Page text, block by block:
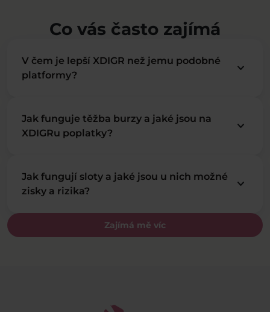
Co vás často zajímá
Zajímá mě víc
V čem je lepší XDIGR než jemu podobné
platformy?
keyboard_arrow_down
Jak funguje těžba burzy a jaké jsou na
XDIGRu poplatky?
keyboard_arrow_down
Jak fungují sloty a jaké jsou u nich možné
zisky a rizika?
keyboard_arrow_down